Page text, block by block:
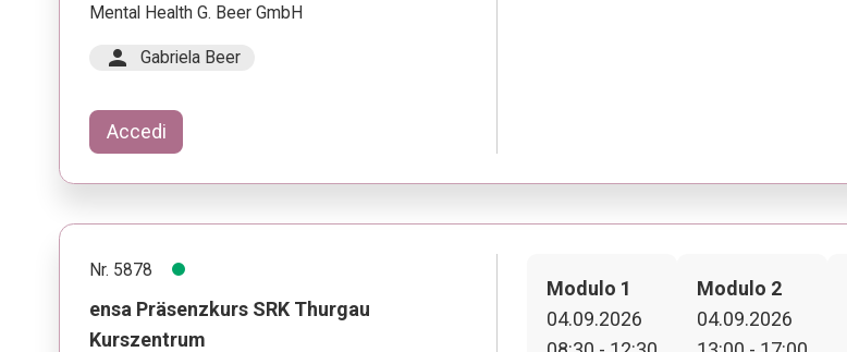
Mental Health G. Beer GmbH
person Gabriela Beer
Accedi
Nr. 5878
ensa Präsenzkurs SRK Thurgau
Kurszentrum
Modulo 1
04.09.2026
Modulo 2
04.09.2026